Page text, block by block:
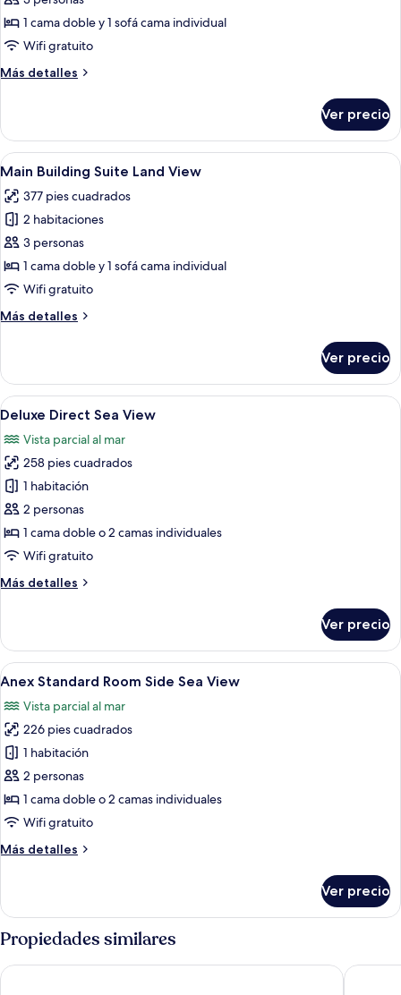
Building
Suite
View
1 cama doble y 1 sofá cama individual
Wifi gratuito
Más detalles
Más
Building
Suite
Sea
Ver precio
Abrir
todas
las
fotos
de
Main
Building
Land
Una habitación de hotel moderna
5
Main Building Suite Land View
377 pies cuadrados
2 habitaciones
3 personas
1 cama doble y 1 sofá cama individual
Wifi gratuito
Más detalles
Más
Building
Suite
Land
Ver precio
Abrir
todas
las
fotos
de
Deluxe
Direct
Sea
Habitación de hotel con una cama
3
Deluxe Direct Sea View
Vista parcial al mar
258 pies cuadrados
1 habitación
2 personas
1 cama doble o 2 camas individuales
Wifi gratuito
Más detalles
Más
Direct
Sea
View
Ver precio
Abrir
todas
las
fotos
de
Anex
Standard
Room
Sea
Ropa de cama de alta calidad,
5
Anex Standard Room Side Sea View
Vista parcial al mar
226 pies cuadrados
1 habitación
2 personas
1 cama doble o 2 camas individuales
Wifi gratuito
Más detalles
Más
Standard
Side
View
Ver precio
Propiedades similares
Barut Hemera - Ultra All Inclusive